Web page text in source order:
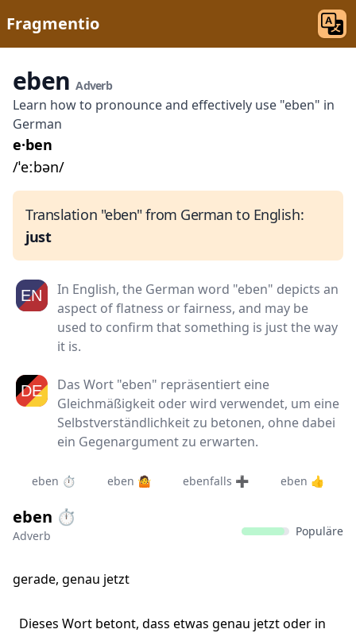
Fragmentio
ebenAdverb
Learn how to pronounce and effectively use "eben" in
German
e·ben
/ˈeːbən/
Translation "eben" from German to English:
just
In English, the German word "eben" depicts an
aspect of flatness or fairness, and may be
used to confirm that something is just the way
it is.
Das Wort "eben" repräsentiert eine
Gleichmäßigkeit oder wird verwendet, um eine
Selbstverständlichkeit zu betonen, ohne dabei
ein Gegenargument zu erwarten.
eben ⏱️ eben 🤷 ebenfalls ➕ eben 👍
eben ⏱️
Adverb Populäre
gerade, genau jetzt
Dieses Wort betont, dass etwas genau jetzt oder in